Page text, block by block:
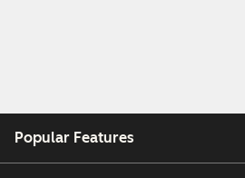
Popular Features